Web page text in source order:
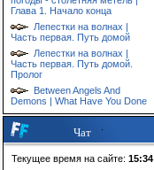
Глава 1. Начало конца
Лепестки на волнах |
Часть первая. Путь домой
Лепестки на волнах |
Часть первая. Путь домой.
Пролог
Between Angels And
Demons | What Have You Done
Чат
Текущее время на сайте: 15:34